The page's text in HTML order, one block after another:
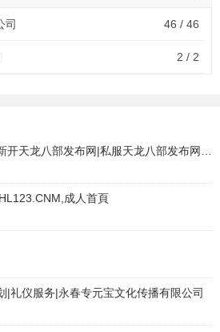
服务有限公司
限公司
有限责任公司
15
限公司
司 46 / 46
2 / 2
成人首頁
|礼仪服务|永春专元宝文化传播有限公司